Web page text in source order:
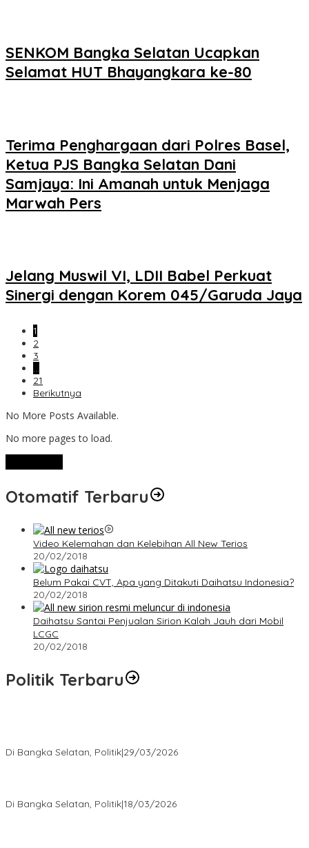
SENKOM Bangka Selatan Ucapkan
Selamat HUT Bhayangkara ke-80
Terima Penghargaan dari Polres Basel,
Ketua PJS Bangka Selatan Dani
Samjaya: Ini Amanah untuk Menjaga
Marwah Pers
Jelang Muswil VI, LDII Babel Perkuat
Sinergi dengan Korem 045/Garuda Jaya
1
2
3
…
21
Berikutnya
No More Posts Available.
No more pages to load.
Otomatif Terbaru
Video Kelemahan dan Kelebihan All New Terios
20/02/2018
Belum Pakai CVT, Apa yang Ditakuti Daihatsu Indonesia?
20/02/2018
Daihatsu Santai Penjualan Sirion Kalah Jauh dari Mobil
LCGC
20/02/2018
Politik Terbaru
Di Bangka Selatan, Politik|29/03/2026
Di Bangka Selatan, Politik|18/03/2026